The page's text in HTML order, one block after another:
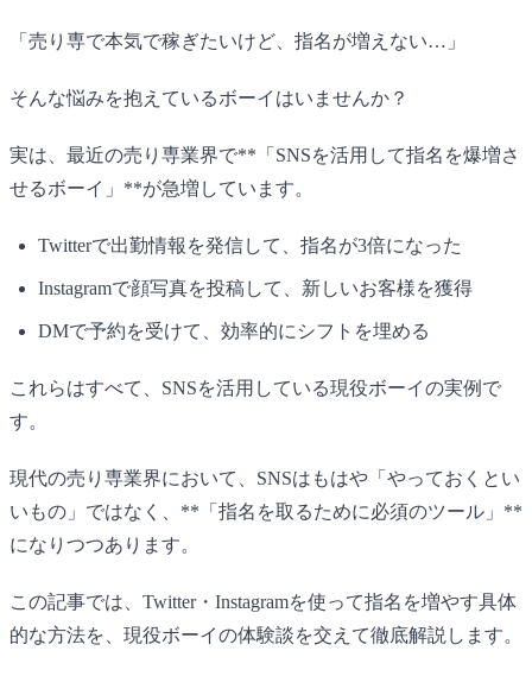
「売り専で本気で稼ぎたいけど、指名が増えない…」
そんな悩みを抱えているボーイはいませんか？
実は、最近の売り専業界で**「SNSを活用して指名を爆増さ
せるボーイ」**が急増しています。
Twitterで出勤情報を発信して、指名が3倍になった
Instagramで顔写真を投稿して、新しいお客様を獲得
DMで予約を受けて、効率的にシフトを埋める
これらはすべて、SNSを活用している現役ボーイの実例で
す。
現代の売り専業界において、SNSはもはや「やっておくとい
いもの」ではなく、**「指名を取るために必須のツール」**
になりつつあります。
この記事では、Twitter・Instagramを使って指名を増やす具体
的な方法を、現役ボーイの体験談を交えて徹底解説します。